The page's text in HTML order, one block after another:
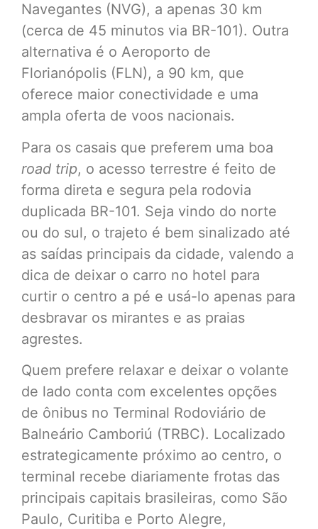
Navegantes (NVG), a apenas 30 km
(cerca de 45 minutos via BR-101). Outra
alternativa é o Aeroporto de
Florianópolis (FLN), a 90 km, que
oferece maior conectividade e uma
ampla oferta de voos nacionais.
Para os casais que preferem uma boa
road trip, o acesso terrestre é feito de
forma direta e segura pela rodovia
duplicada BR-101. Seja vindo do norte
ou do sul, o trajeto é bem sinalizado até
as saídas principais da cidade, valendo a
dica de deixar o carro no hotel para
curtir o centro a pé e usá-lo apenas para
desbravar os mirantes e as praias
agrestes.
Quem prefere relaxar e deixar o volante
de lado conta com excelentes opções
de ônibus no Terminal Rodoviário de
Balneário Camboriú (TRBC). Localizado
estrategicamente próximo ao centro, o
terminal recebe diariamente frotas das
principais capitais brasileiras, como São
Paulo, Curitiba e Porto Alegre,